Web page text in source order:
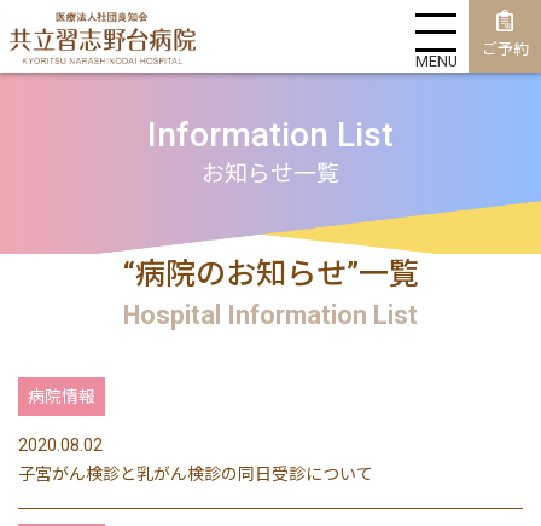
ご予約
MENU
Information List
お知らせ一覧
“病院のお知らせ”一覧
Hospital Information List
病院情報
2020.08.02
子宮がん検診と乳がん検診の同日受診について